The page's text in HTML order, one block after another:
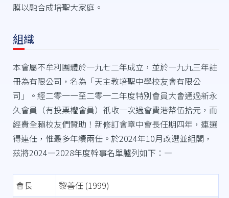
膜以融合成培聖大家庭。
組織
本會屬不牟利團體於一九七二年成立，並於一九九三年註
冊為有限公司，名為「天主教培聖中學校友會有限公
司」。經二零一一至二零一二年度特別會員大會通過新永
久會員（有投票權會員）祇收一次過會費港幣伍拾元，而
經費全賴校友們贊助！新修訂會章中會長任期四年，連選
得連任，惟最多年續兩任。於2024年10月改選並組閣，
茲將2024—2028年度幹事名單臚列如下：—
會長
黎善任 (1999)